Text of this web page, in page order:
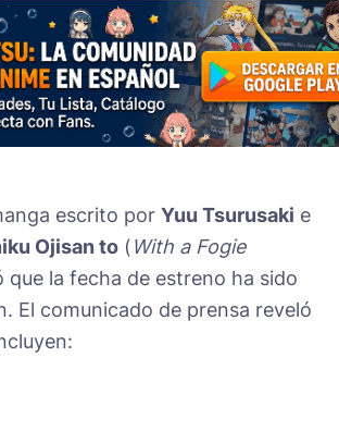
escrito por Yuu Tsurusaki e
Ojisan to (With a Fogie
que la fecha de estreno ha sido
El comunicado de prensa reveló